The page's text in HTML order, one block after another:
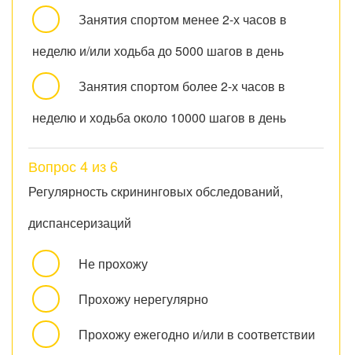
Занятия спортом менее 2-х часов в
неделю и/или ходьба до 5000 шагов в день
Занятия спортом более 2-х часов в
неделю и ходьба около 10000 шагов в день
Вопрос 4 из 6
Регулярность скрининговых обследований,
диспансеризаций
Не прохожу
Прохожу нерегулярно
Прохожу ежегодно и/или в соответствии